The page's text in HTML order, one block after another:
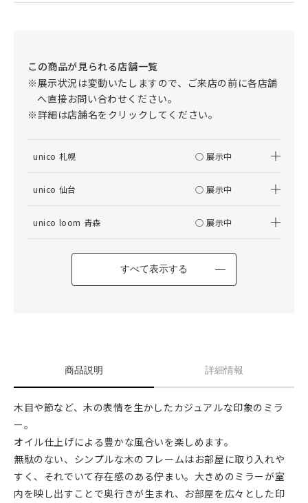
商品説明 詳細情報
木目や節など、木の表情を生かしたカジュアルな印象のミラ
ー。
オイル仕上げによる豊かな風合いを楽しめます。
無駄のない、シンプルな木のフレームはお部屋に取り入れや
すく、それでいて存在感のある佇まい。大きめのミラーが室
内を映し出すことで奥行きが生まれ、お部屋を広々とした印
この商品が見られる店舗一覧
※展示状況は変動いたしますので、ご来店の前に各店舗
へ直接お問い合わせください。
※詳細は店舗名をクリックしてください。
unico 札幌 ○ 展示中
unico 仙台 ○ 展示中
unico loom 青森 ○ 展示中
すべて表示する